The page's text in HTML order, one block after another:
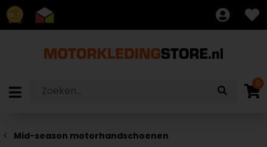
8.7
0
Mid-season motorhandschoenen